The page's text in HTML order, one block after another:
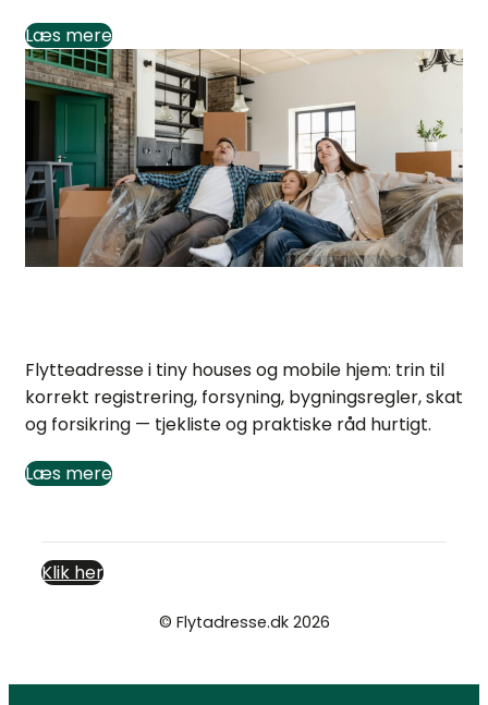
Læs mere
Flytteadresse i tiny houses og mobile hjem: trin til
korrekt registrering, forsyning, bygningsregler, skat
og forsikring — tjekliste og praktiske råd hurtigt.
Læs mere
Klik her
© Flytadresse.dk 2026